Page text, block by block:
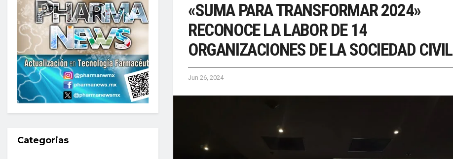
«SUMA PARA TRANSFORMAR 2024»
RECONOCE LA LABOR DE 14
ORGANIZACIONES DE LA SOCIEDAD CIVIL
Jun 26, 2024
Categorias